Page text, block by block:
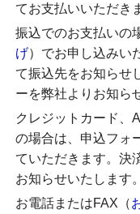
てお支払いいただき
振込でのお支払いの
げ）でお申し込みい
て振込先をお知らせ
ーを弊社よりお知ら
クレジットカード、
の場合は、申込フォ
ていただきます。決
お知らせいたします。
お電話またはFAX（